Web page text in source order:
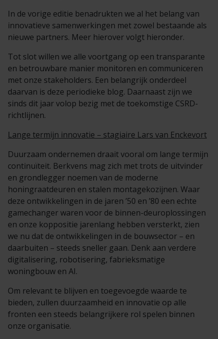
In de vorige editie benadrukten we al het belang van
innovatieve samenwerkingen met zowel bestaande als
nieuwe partners. Meer hierover volgt hieronder.
Tot slot willen we alle voortgang op een transparante
en betrouwbare manier monitoren en communiceren
met onze stakeholders. Een belangrijk onderdeel
daarvan is deze periodieke blog. Daarnaast zijn we
sinds dit jaar volop bezig met de toekomstige CSRD-
richtlijnen.
Lange termijn innovatie – stagiaire Lars van Enckevort
Duurzaam ondernemen draait vooral om lange termijn
continuïteit. Berkvens mag zich met trots de uitvinder
en grondlegger noemen van de moderne
honingraatdeuren en stalen montagekozijnen. Waar
deze ontwikkelingen in de jaren ’50 en ’80 een echte
gamechanger waren voor de binnen-deuroplossingen
en onze koppositie jarenlang hebben versterkt, zien
we nu dat de ontwikkelingen in de bouwsector – en
daarbuiten – steeds sneller gaan. Denk aan verdere
digitalisering, robotisering, fabrieksmatige
woningbouw en AI.
Om relevant te blijven en toegevoegde waarde te
bieden, zullen duurzaamheid en innovatie op alle
fronten een steeds belangrijkere rol spelen binnen
onze organisatie.